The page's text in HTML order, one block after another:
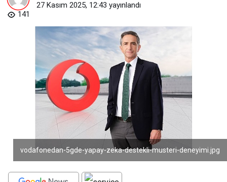
27 Kasım 2025, 12:43 yayınlandı
141
vodafonedan-5gde-yapay-zeka-destekli-musteri-deneyimi.jpg